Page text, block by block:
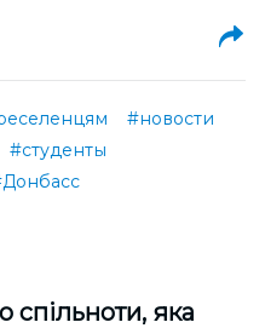
#новости
#студенты
спільноти, яка